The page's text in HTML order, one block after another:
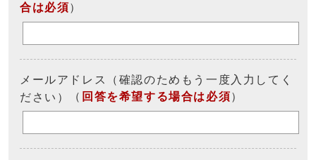
合は必須）
メールアドレス（確認のためもう一度入力してく
ださい）
（ 回答を希望する場合は必須）